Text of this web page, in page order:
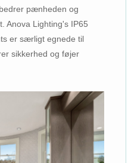
pænheden og
Anova Lighting's IP65
er særligt egnede til
sikkerhed og føjer